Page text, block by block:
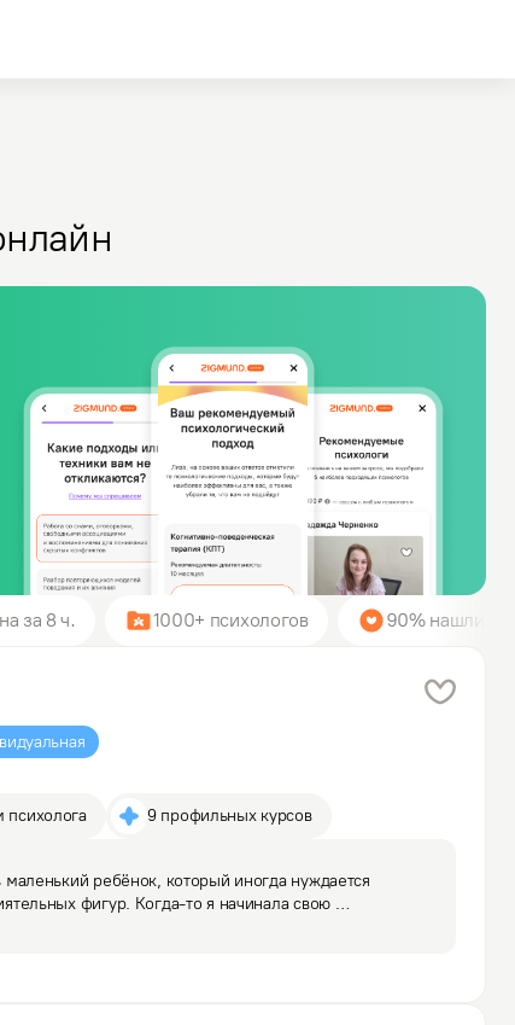
за 8 ч. 1000+ психологов 90% нашли
9 профильных курсов
ребёнок, который иногда нуждается
фигур. Когда-то я начинала свою
но впоследствии оказалось, что работа